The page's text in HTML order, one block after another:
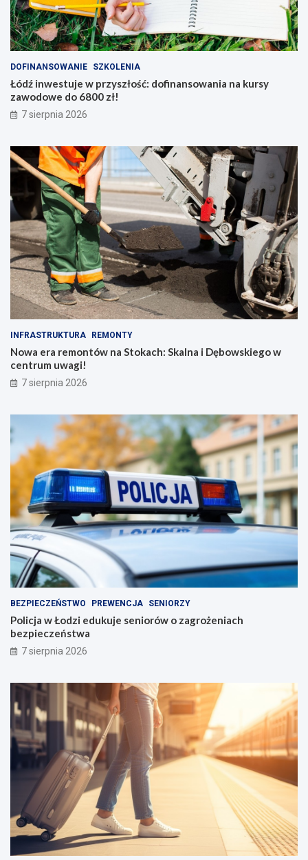
r
o
g
o
e
o
t
y
k
h
i
s
t
i
ę
DOFINANSOWANIE SZKOLENIA
Łódź inwestuje w przyszłość: dofinansowania na kursy
zawodowe do 6800 zł!
7 sierpnia 2026
INFRASTRUKTURA REMONTY
Nowa era remontów na Stokach: Skalna i Dębowskiego w
centrum uwagi!
7 sierpnia 2026
BEZPIECZEŃSTWO PREWENCJA SENIORZY
Policja w Łodzi edukuje seniorów o zagrożeniach
bezpieczeństwa
7 sierpnia 2026